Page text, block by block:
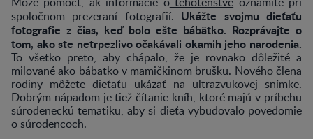
spoločnom prezeraní fotografií. Ukážte svojmu dieťaťu
fotografie z čias, keď bolo ešte bábätko. Rozprávajte o
tom, ako ste netrpezlivo očakávali okamih jeho narodenia.
To všetko preto, aby chápalo, že je rovnako dôležité a
milované ako bábätko v mamičkinom brušku. Nového člena
rodiny môžete dieťaťu ukázať na ultrazvukovej snímke.
Dobrým nápadom je tiež čítanie kníh, ktoré majú v príbehu
súrodeneckú tematiku, aby si dieťa vybudovalo povedomie
o súrodencoch.